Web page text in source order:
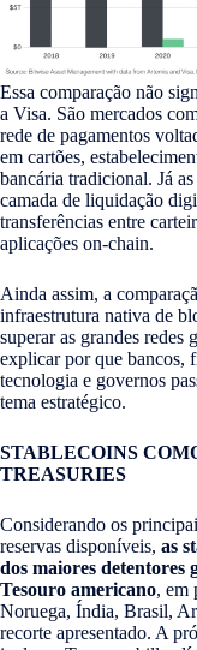
Essa comparação não
a Visa. São mercados
rede de pagamentos
em cartões,
bancária tradicional. Já
camada de liquidação
transferências entre
aplicações on-chain.
Ainda assim, a
infraestrutura nativa de
superar as grandes redes
explicar por que bancos,
tecnologia e governos
tema estratégico.
STABLECOINS
TREASURIES
Considerando os
reservas disponíveis, as
dos maiores detentores
Tesouro americano, em
Noruega, Índia, Brasil,
recorte apresentado. A